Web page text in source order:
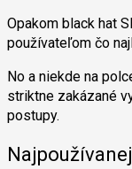
Opakom black hat
používateľom čo
No a niekde na
striktne zakázané
postupy.